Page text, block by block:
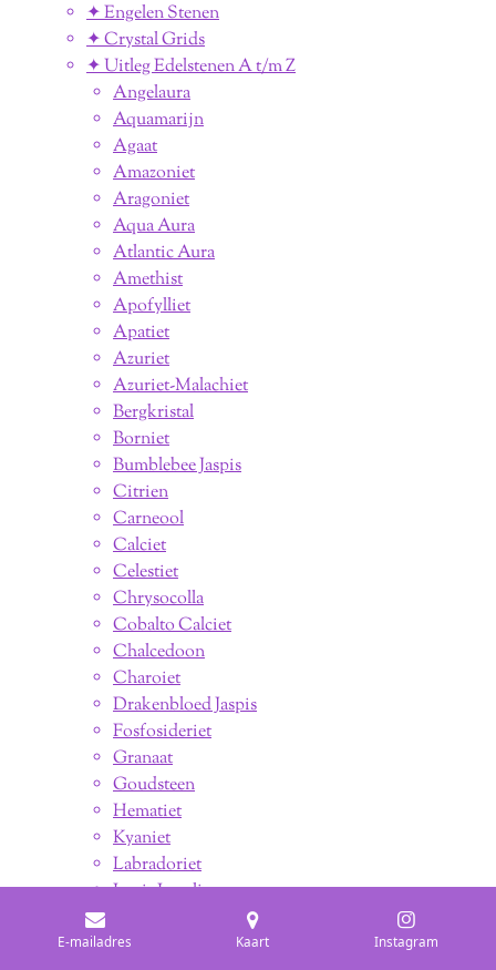
✦ Engelen Stenen
✦ Crystal Grids
✦ Uitleg Edelstenen A t/m Z
Angelaura
Aquamarijn
Agaat
Amazoniet
Aragoniet
Aqua Aura
Atlantic Aura
Amethist
Apofylliet
Apatiet
Azuriet
Azuriet-Malachiet
Bergkristal
Borniet
Bumblebee Jaspis
Citrien
Carneool
Calciet
Celestiet
Chrysocolla
Cobalto Calciet
Chalcedoon
Charoiet
Drakenbloed Jaspis
Fosfosideriet
Granaat
Goudsteen
Hematiet
Kyaniet
Labradoriet
Lapis Lazuli
Maansteen (Regenboog)
E-mailadres Kaart Instagram